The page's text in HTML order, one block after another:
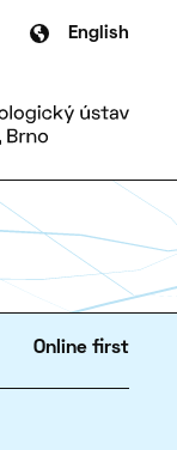
English
Online first